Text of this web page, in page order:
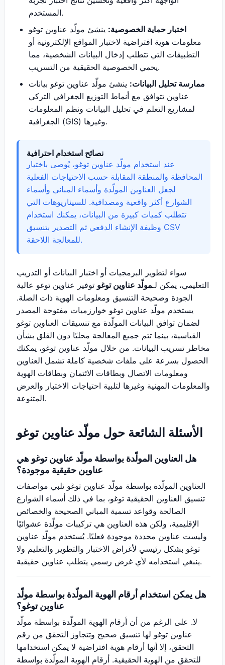
المستخدم.
اختبار حماية الخصوصية: ينشئ مولّد عناوين توغو
معلومات هوية افتراضية لاختبار المواقع الإلكترونية أو
التطبيقات التي تتطلب إدخال البيانات الشخصية، مما
يحمي الخصوصية الحقيقية من التسريب.
ممارسة تحليل البيانات: ينشئ مولّد عناوين توغو بيانات
عناوين تتوافق مع أنماط التوزيع الجغرافي التركي
لمشاريع التعلم في تحليل البيانات ونظم المعلومات
الجغرافية (GIS) وغيرها.
نصائح استخدام احترافية
عند استخدام مولّد عناوين توغو، يُوصى باختيار
المحافظة والمنطقة المقابلة حسب الاحتياجات الفعلية
لجعل العناوين المولّدة وأسماء المباني وأسماء
الشوارع أكثر واقعية ومصداقية. للسيناريوهات التي
تتطلب كميات كبيرة من البيانات، يمكنك استخدام
وظيفة الإنشاء الدفعي ثم التصدير بتنسيق CSV
للمعالجة اللاحقة.
سواء لتطوير البرمجيات أو اختبار البيانات أو التدريب
التعليمي، يمكن لـمولّد عناوين توغو توفير عناوين توغو عالية
الجودة وصحيحة التنسيق ومعلومات الهوية ذات الصلة.
يستخدم مولّد عناوين توغو خوارزميات مفتوحة المصدر
لضمان توافق البيانات المولّدة مع تنسيقات العناوين توغو
القياسية، بينما تتم جميع المعالجة محليًا دون القلق بشأن
مخاطر تسريب البيانات. من خلال مولّد عناوين توغو، يمكنك
الحصول بسرعة على ملفات شخصية كاملة تشمل العناوين
ومعلومات الاتصال وبطاقات الائتمان وبطاقات الهوية
والمعلومات المهنية وغيرها لتلبية احتياجات الاختبار والعرض
المتنوعة.
الأسئلة الشائعة حول مولّد عناوين توغو
هل العناوين المولّدة بواسطة مولّد عناوين توغو هي
عناوين حقيقية موجودة؟
العناوين المولّدة بواسطة مولّد عناوين توغو تلبي مواصفات
تنسيق العناوين الحقيقية توغو، بما في ذلك أسماء الشوارع
الصالحة وقواعد تسمية المباني الصحيحة والخصائص
الإقليمية، ولكن هذه العناوين هي تركيبات مولّدة عشوائيًا
وليست عناوين محددة موجودة فعليًا. يُستخدم مولّد عناوين
توغو بشكل رئيسي لأغراض الاختبار والتطوير والتعليم ولا
ينبغي استخدامه لأي غرض رسمي يتطلب عناوين حقيقية.
هل يمكن استخدام أرقام الهوية المولّدة بواسطة مولّد
عناوين توغو؟
لا. على الرغم من أن أرقام الهوية المولّدة بواسطة مولّد
عناوين توغو لها تنسيق صحيح وتتجاوز التحقق من رقم
التحقق، إلا أنها أرقام هوية افتراضية لا يمكن استخدامها
للتحقق من الهوية الحقيقية. أرقام الهوية المولّدة بواسطة